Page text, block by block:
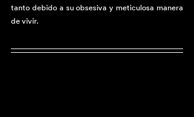
tanto debido a su obsesiva y meticulosa manera
de vivir.